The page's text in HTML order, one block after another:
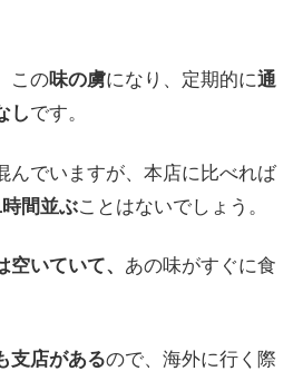
この味の虜になり 、 定期的に通
しです。
んでいますが、 本店に 比べれば
間並ぶことはないでしょう 。
空いていて、 あの味がすぐに食
支店があるので、 海外に行く 際